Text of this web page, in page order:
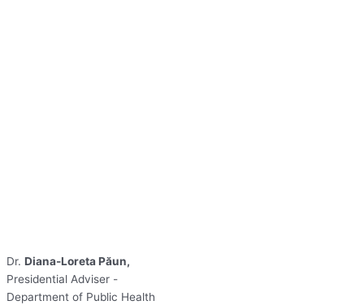
Dr. Diana-Loreta Păun,
Presidential Adviser -
Department of Public Health